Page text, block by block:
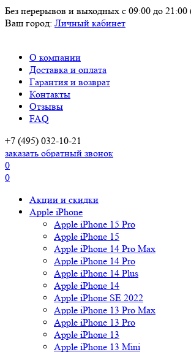
Без перерывов и выходных с 09:00 до
Ваш город: Личный кабинет
О компании
Доставка и оплата
Гарантия и возврат
Контакты
Отзывы
FAQ
+7 (495) 032-10-21
заказать обратный звонок
0
0
Акции и скидки
Apple iPhone
Apple iPhone 15 Pro
Apple iPhone 15
Apple iPhone 14 Pro Max
Apple iPhone 14 Pro
Apple iPhone 14 Plus
Apple iPhone 14
Apple iPhone SE 2022
Apple iPhone 13 Pro Max
Apple iPhone 13 Pro
Apple iPhone 13
Apple iPhone 13 Mini